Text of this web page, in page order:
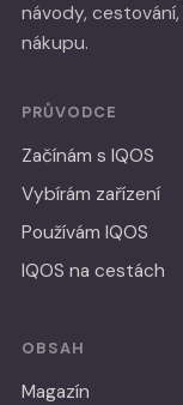
návody,
nákupu.
PRŮVODCE
Začínám s IQOS
Vybírám zařízení
Používám IQOS
IQOS na cestách
OBSAH
Magazín